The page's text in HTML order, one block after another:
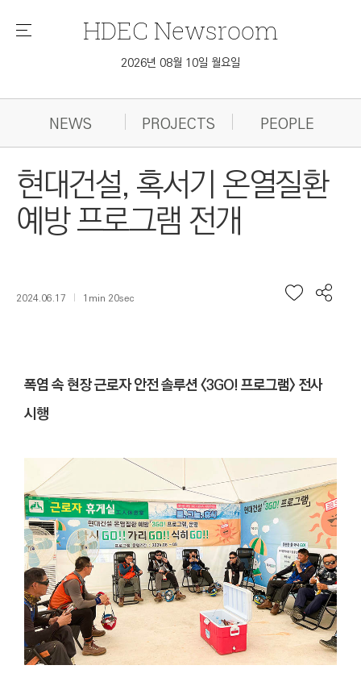
메
HDEC Newsroom
2026년 08월 10일 월요일
NEWS PROJECTS PEOPLE
현대건설, 혹서기 온열질환
예방 프로그램 전개
2024.06.17 1min 20sec
폭염 속 현장 근로자 안전 솔루션 <3GO! 프로그램> 전사
시행